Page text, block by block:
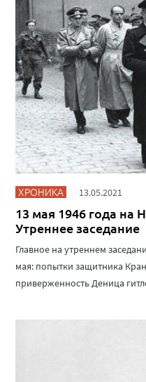
ХРОНИКА 13.05.2021
13 мая 1946 года на
Утреннее заседание
Главное на утреннем
мая: попытки защитника
приверженность Деница